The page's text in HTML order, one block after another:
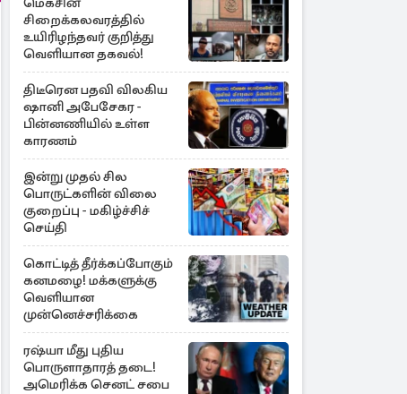
சிறைக்கலவரத்தில்
உயிரிழந்தவர் குறித்து
வெளியான தகவல்!
திடீரென பதவி விலகிய
ஷானி அபேசேகர -
பின்னணியில் உள்ள
காரணம்
இன்று முதல் சில
பொருட்களின் விலை
குறைப்பு - மகிழ்ச்சிச்
செய்தி
கொட்டித் தீர்க்கப்போகும்
கனமழை! மக்களுக்கு
வெளியான
முன்னெச்சரிக்கை
ரஷ்யா மீது புதிய
பொருளாதாரத் தடை!
அமெரிக்க செனட் சபை